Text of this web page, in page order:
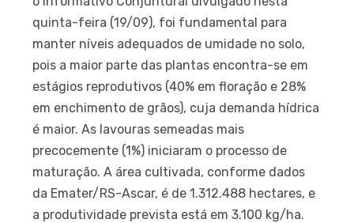
quinta-feira (19/09), foi fundamental para
manter níveis adequados de umidade no solo,
pois a maior parte das plantas encontra-se em
estágios reprodutivos (40% em floração e 28%
em enchimento de grãos), cuja demanda hídrica
é maior. As lavouras semeadas mais
precocemente (1%) iniciaram o processo de
maturação. A área cultivada, conforme dados
da Emater/RS-Ascar, é de 1.312.488 hectares, e
a produtividade prevista está em 3.100 kg/ha.